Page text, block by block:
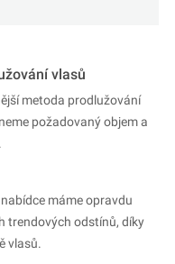
vlasů
metoda prodlužování
požadovaný objem a
máme opravdu
trendových odstínů, díky
vlasů.